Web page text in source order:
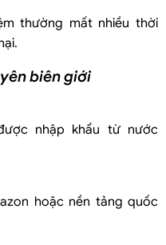
thường mất nhiều thời
biên giới
nhập khẩu từ nước
hoặc nền tảng quốc